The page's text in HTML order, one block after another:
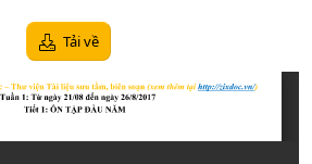
s
Tải về